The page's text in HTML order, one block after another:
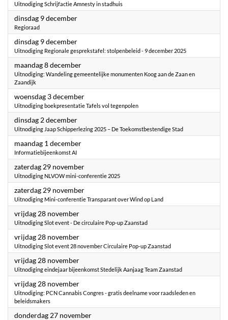
Uitnodiging Schrijfactie Amnesty in stadhuis
dinsdag 9 december2025
Regioraad
dinsdag 9 december2025
Uitnodiging Regionale gesprekstafel: stolpenbeleid - 9 december 2025
maandag 8 december2025
Uitnodiging: Wandeling gemeentelijke monumenten Koog aan de Zaan en
Zaandijk
woensdag 3 december2025
Uitnodiging boekpresentatie Tafels vol tegenpolen
dinsdag 2 december2025
Uitnodiging Jaap Schipperlezing 2025 – De Toekomstbestendige Stad
maandag 1 december2025
Informatiebijeenkomst AI
zaterdag 29 november2025
Uitnodiging NLVOW mini-conferentie 2025
zaterdag 29 november2025
Uitnodiging Mini-conferentie Transparant over Wind op Land
vrijdag 28 november2025
Uitnodiging Slot event - De circulaire Pop-up Zaanstad
vrijdag 28 november2025
Uitnodiging Slot event 28 november Circulaire Pop-up Zaanstad
vrijdag 28 november2025
Uitnodiging eindejaar bijeenkomst Stedelijk Aanjaag Team Zaanstad
vrijdag 28 november2025
Uitnodiging: PCN Cannabis Congres - gratis deelname voor raadsleden en
beleidsmakers
donderdag 27 november2025